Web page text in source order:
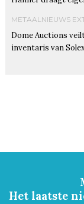
METAALNIEUWS
Dome Auctions
inventaris van
Het laatste